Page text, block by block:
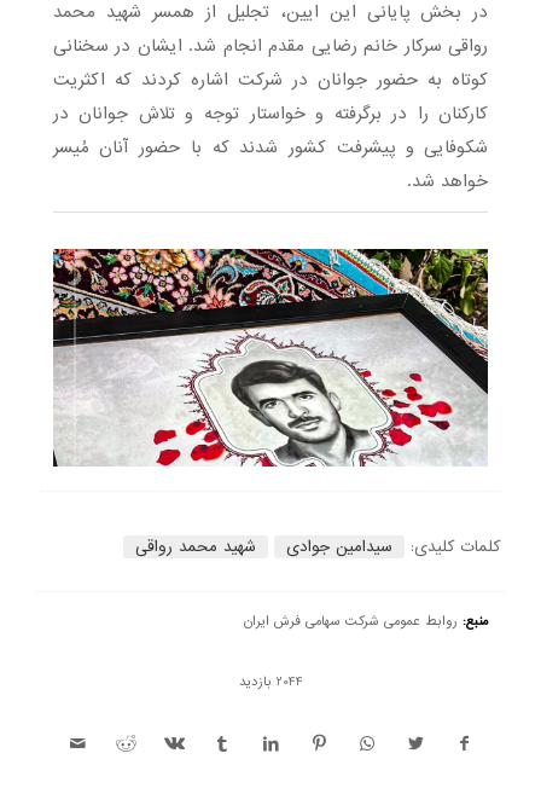
در بخش پایانی این ایین، تجلیل از همسر شهید محمد
رواقی سرکار خانم رضایی مقدم انجام شد. ایشان در سخنانی
کوتاه به حضور جوانان در شرکت اشاره کردند که اکثریت
کارکنان را در برگرفته و خواستار توجه و تلاش جوانان در
شکوفایی و پیشرفت کشور شدند که با حضور آنان مُیسر
خواهد شد.
کلمات کلیدی: سیدامین جوادی شهید محمد رواقی
منبع: روابط عمومی شرکت سهامی فرش ایران
2044 بازدید